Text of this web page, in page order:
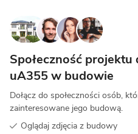
Społeczność projektu
uA355 w budowie
Dołącz do społeczności osób,
zainteresowane jego budową.
Oglądaj zdjęcia z budowy